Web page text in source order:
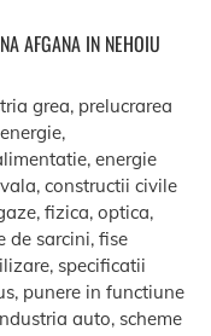
AFGANA IN NEHOIU
grea, prelucrarea
energie
constructii civile
fizica, optica,
de sarcini, fise
specificatii
punere in functiune
auto, scheme